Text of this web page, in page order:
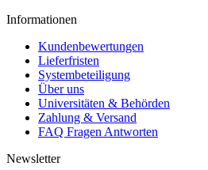
Informationen
Kundenbewertungen
Lieferfristen
Systembeteiligung
Über uns
Universitäten & Behörden
Zahlung & Versand
FAQ Fragen Antworten
Newsletter